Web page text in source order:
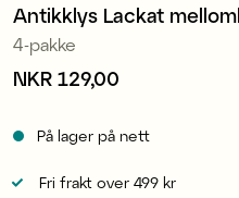
Antikklys Lackat
4-pakke
Pris :NKR 129,00
NKR 129,00
På lager på nett
Fri frakt over 499 kr